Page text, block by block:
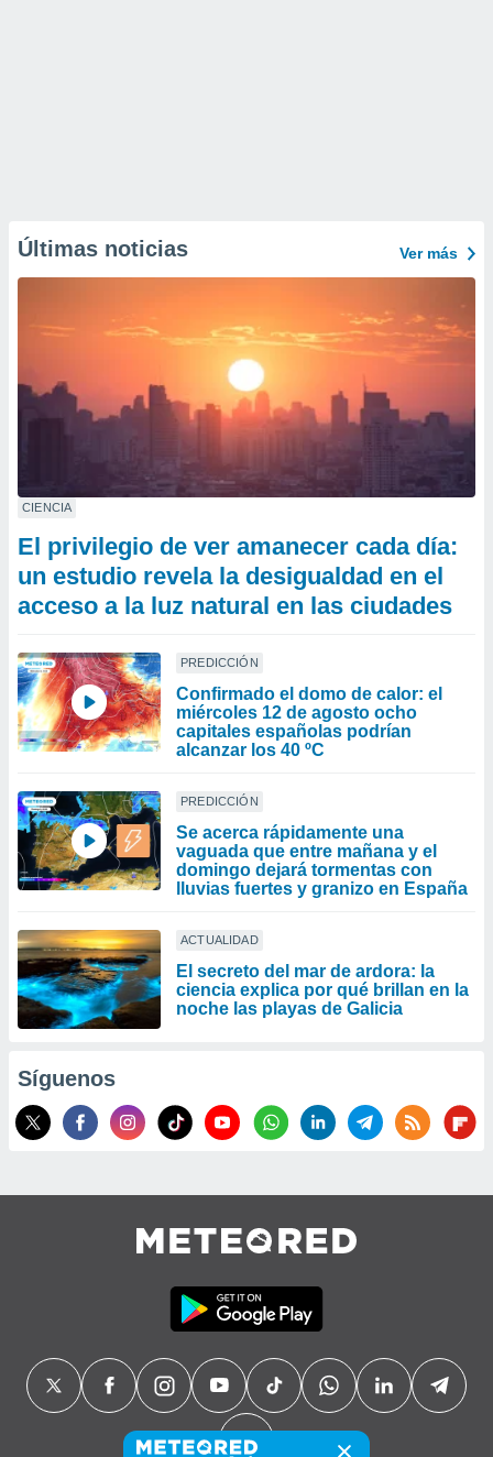
Últimas noticias Ver más
CIENCIA
El privilegio de ver amanecer cada día:
un estudio revela la desigualdad en el
acceso a la luz natural en las ciudades
PREDICCIÓN
Confirmado el domo de calor: el
miércoles 12 de agosto ocho
capitales españolas podrían
alcanzar los 40 ºC
PREDICCIÓN
Se acerca rápidamente una
vaguada que entre mañana y el
domingo dejará tormentas con
lluvias fuertes y granizo en España
ACTUALIDAD
El secreto del mar de ardora: la
ciencia explica por qué brillan en la
noche las playas de Galicia
Síguenos